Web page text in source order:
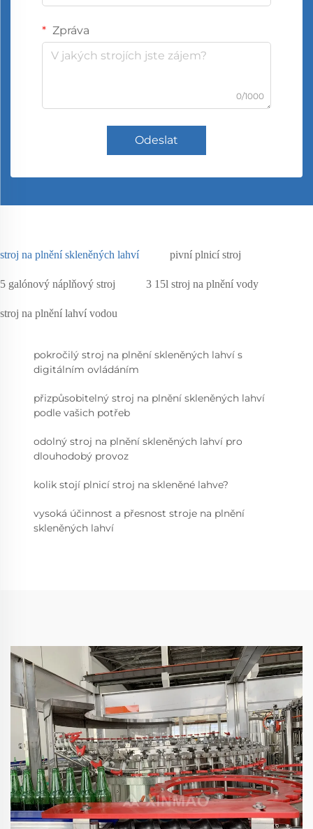
Zpráva
0/1000
Odeslat
stroj na plnění skleněných lahví pivní plnicí stroj
5 galónový náplňový stroj 3 15l stroj na plnění vody
stroj na plnění lahví vodou
pokročilý stroj na plnění skleněných lahví s
digitálním ovládáním
přizpůsobitelný stroj na plnění skleněných lahví
podle vašich potřeb
odolný stroj na plnění skleněných lahví pro
dlouhodobý provoz
kolik stojí plnicí stroj na skleněné lahve?
vysoká účinnost a přesnost stroje na plnění
skleněných lahví